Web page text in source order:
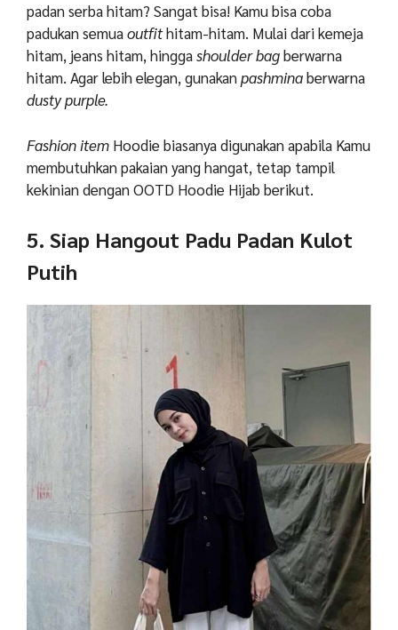
padan serba hitam? Sangat bisa! Kamu bisa coba
padukan semuaoutfithitam-hitam. Mulai dari kemeja
hitam, jeans hitam, hinggashoulder bagberwarna
hitam. Agar lebih elegan, gunakanpashminaberwarna
dusty purple.
Fashion item Hoodie biasanya digunakan apabila Kamu
membutuhkan pakaian yang hangat, tetap tampil
kekinian denganOOTD Hoodie Hijab berikut.
5. Siap Hangout Padu Padan Kulot
Putih